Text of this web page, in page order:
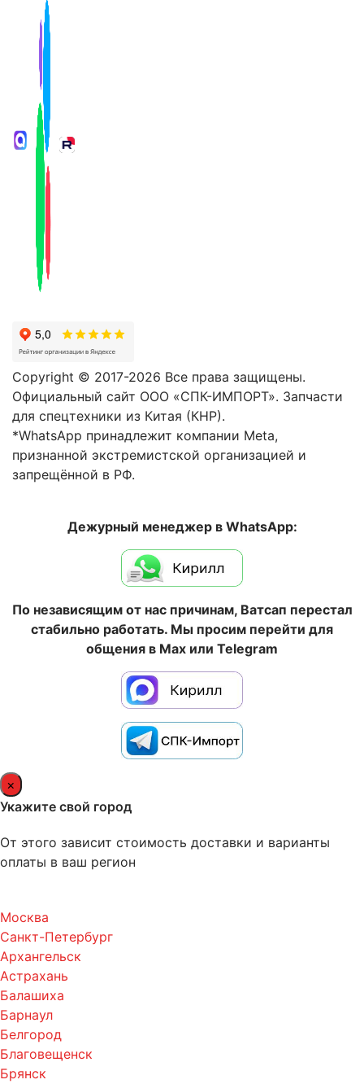
Copyright © 2017-2026 Все права защищены.
Официальный сайт ООО «СПК-ИМПОРТ». Запчасти
для спецтехники из Китая (КНР).
*WhatsApp принадлежит компании Meta,
признанной экстремистской организацией и
запрещённой в РФ.
Дежурный менеджер в WhatsApp:
По независящим от нас причинам, Ватсап перестал
стабильно работать. Мы просим перейти для
общения в Max или Telegram
×
Укажите свой город
От этого зависит стоимость доставки и варианты
оплаты в ваш регион
Москва
Санкт-Петербург
Архангельск
Астрахань
Балашиха
Барнаул
Белгород
Благовещенск
Брянск